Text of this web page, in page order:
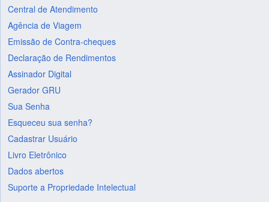
Central de Atendimento
Agência de Viagem
Emissão de Contra-cheques
Declaração de Rendimentos
Assinador Digital
Gerador GRU
Sua Senha
Esqueceu sua senha?
Cadastrar Usuário
Livro Eletrônico
Dados abertos
Suporte a Propriedade Intelectual